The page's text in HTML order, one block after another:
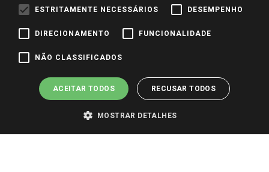
ESTRITAMENTE NECESSÁRIOS DESEMPENHO
DIRECIONAMENTO FUNCIONALIDADE
NÃO CLASSIFICADOS
ACEITAR TODOS RECUSAR TODOS
MOSTRAR DETALHES